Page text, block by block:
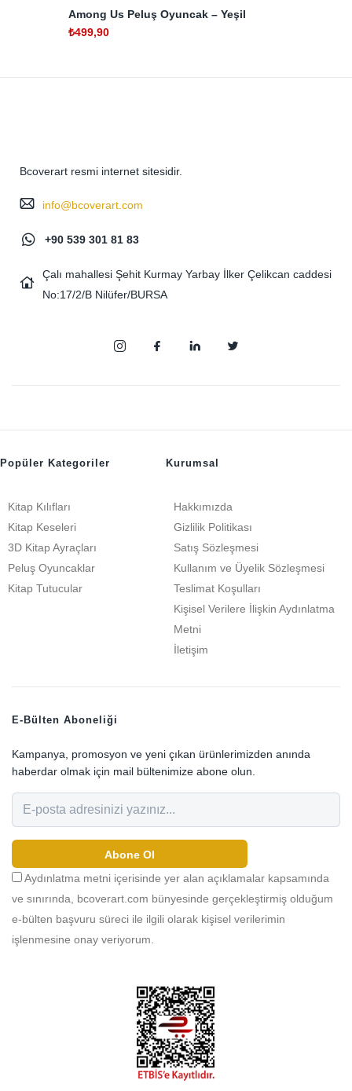
Among Us Peluş Oyuncak – Yeşil
₺499,90
Bcoverart resmi internet sitesidir.
info@bcoverart.com
+90 539 301 81 83
Çalı mahallesi Şehit Kurmay Yarbay İlker Çelikcan caddesi
No:17/2/B Nilüfer/BURSA
Popüler Kategoriler
Kitap Kılıfları
Kitap Keseleri
3D Kitap Ayraçları
Peluş Oyuncaklar
Kitap Tutucular
Kurumsal
Hakkımızda
Gizlilik Politikası
Satış Sözleşmesi
Kullanım ve Üyelik Sözleşmesi
Teslimat Koşulları
Kişisel Verilere İlişkin Aydınlatma
Metni
İletişim
E-Bülten Aboneliği
Kampanya, promosyon ve yeni çıkan ürünlerimizden anında
haberdar olmak için mail bültenimize abone olun.
Abone Ol
Aydınlatma metni içerisinde yer alan açıklamalar kapsamında
ve sınırında, bcoverart.com bünyesinde gerçekleştirmiş olduğum
e-bülten başvuru süreci ile ilgili olarak kişisel verilerimin
işlenmesine onay veriyorum.